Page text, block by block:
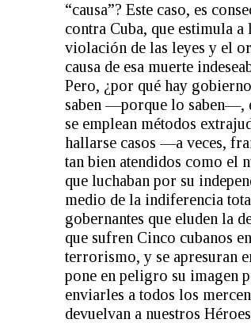
“causa”? Este caso, es
contra Cuba, que estimula
violación de las leyes y el
causa de esa muerte
Pero, ¿por qué hay
saben —porque lo saben—,
se emplean métodos
hallarse casos —a veces,
tan bien atendidos como el
que luchaban por su
medio de la indiferencia
gobernantes que eluden la
que sufren Cinco cubanos
terrorismo, y se apresuran
pone en peligro su imagen
enviarles a todos los
devuelvan a nuestros